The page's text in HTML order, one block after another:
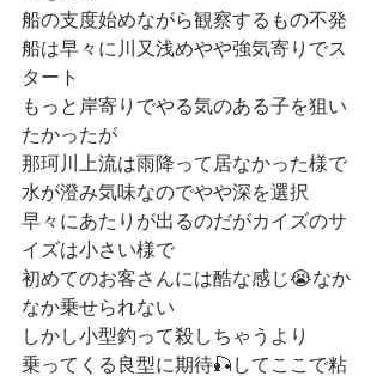
船の支度始めながら観察するもの不発
船は早々に川又浅めやや強気寄りでス
タート
もっと岸寄りでやる気のある子を狙い
たかったが
那珂川上流は雨降って居なかった様で
水が澄み気味なのでやや深を選択
早々にあたりが出るのだがカイズのサ
イズは小さい様で
初めてのお客さんには酷な感じ😭なか
なか乗せられない
しかし小型釣って殺しちゃうより
乗ってくる良型に期待🎣してここで粘